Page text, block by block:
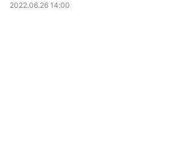
2022.06.26 14:00